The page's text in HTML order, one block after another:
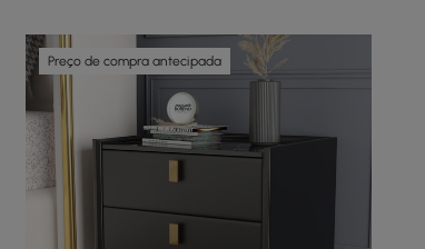
Preço de compra antecipada